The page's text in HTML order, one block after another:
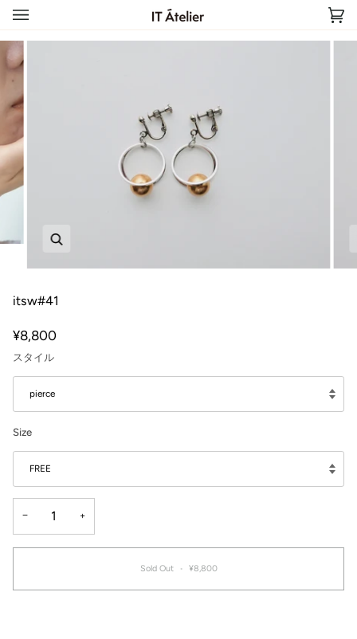
content
(0)
itsw#41
¥8,800
スタイル
pierce
Size
FREE
− +
Sold Out • ¥8,800